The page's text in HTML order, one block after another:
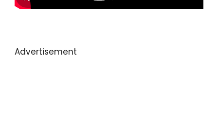
Advertisement